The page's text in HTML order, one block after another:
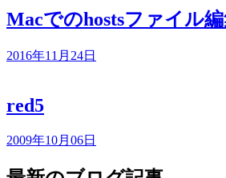
Macでのhostsファイル
2016年11月24日
red5
2009年10月06日